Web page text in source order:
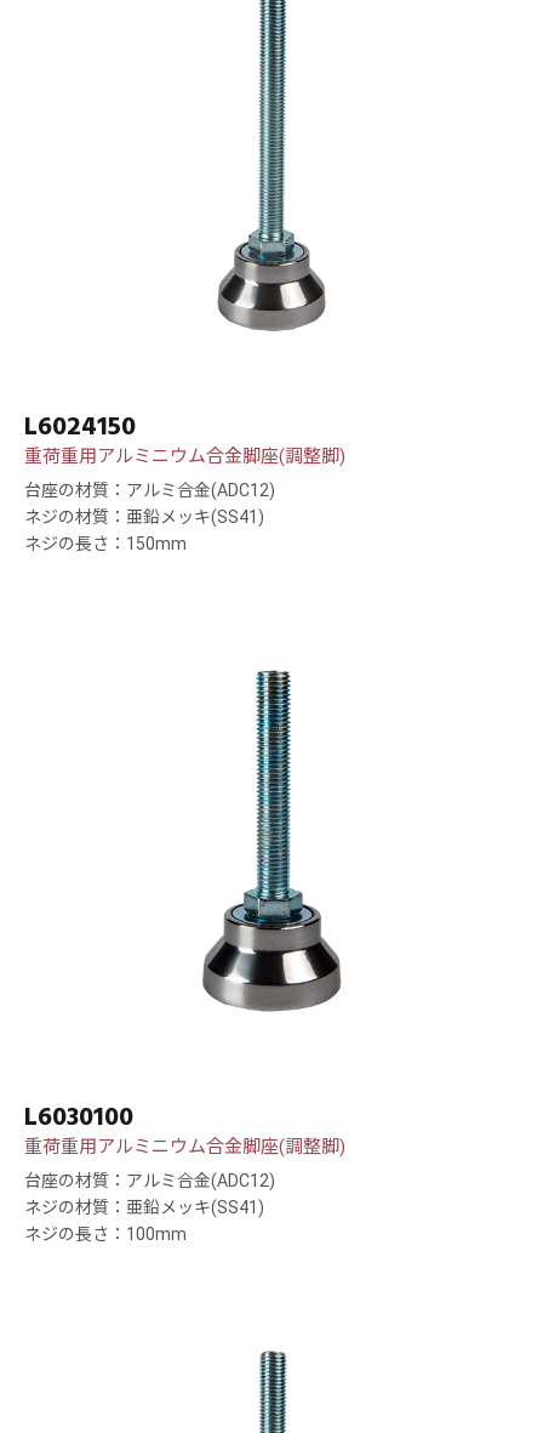
L6024150
重荷重用アルミニウム合金脚座(調整脚)
台座の材質：アルミ合金(ADC12)
ネジの材質：亜鉛メッキ(SS41)
ネジの長さ：150mm
L6030100
重荷重用アルミニウム合金脚座(調整脚)
台座の材質：アルミ合金(ADC12)
ネジの材質：亜鉛メッキ(SS41)
ネジの長さ：100mm